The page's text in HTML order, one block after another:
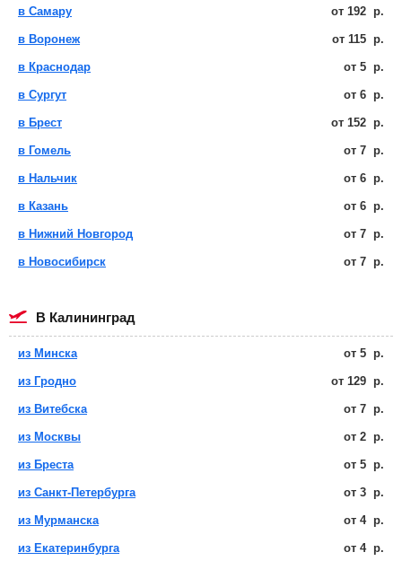
в Самару от 192 р.
в Воронеж от 115 р.
в Краснодар от 5 р.
в Сургут от 6 р.
в Брест от 152 р.
в Гомель от 7 р.
в Нальчик от 6 р.
в Казань от 6 р.
в Нижний Новгород от 7 р.
в Новосибирск от 7 р.
в Калининград
из Минска от 5 р.
из Гродно от 129 р.
из Витебска от 7 р.
из Москвы от 2 р.
из Бреста от 5 р.
из Санкт-Петербурга от 3 р.
из Мурманска от 4 р.
из Екатеринбурга от 4 р.